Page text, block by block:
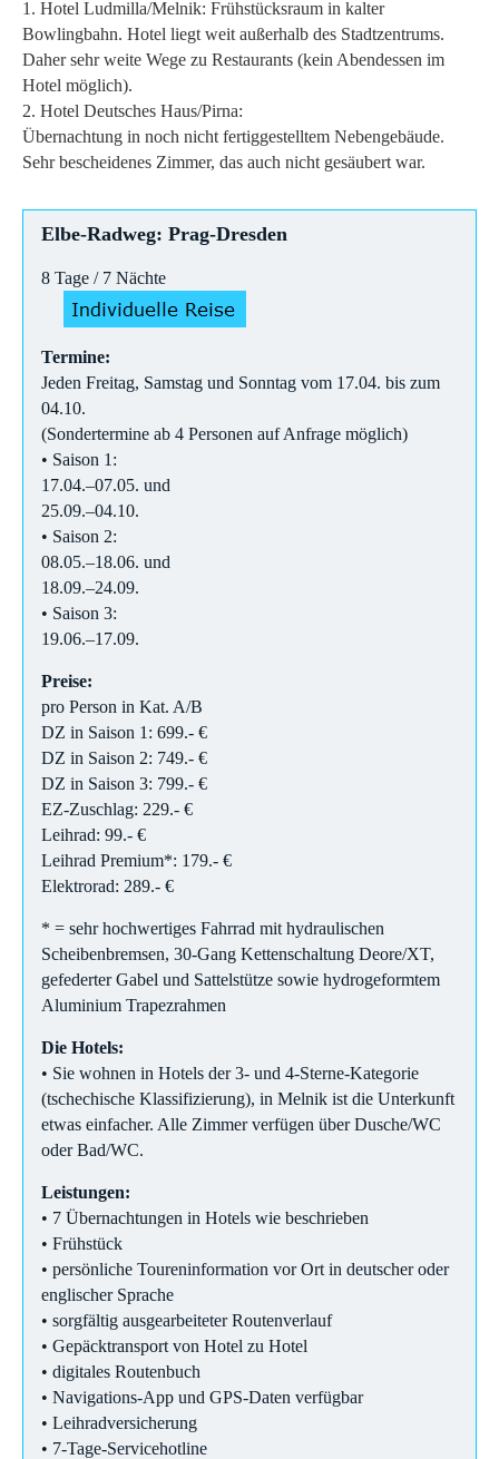
1. Hotel Ludmilla/Melnik: Frühstücksraum in kalter
Bowlingbahn. Hotel liegt weit außerhalb des Stadtzentrums.
Daher sehr weite Wege zu Restaurants (kein Abendessen im
Hotel möglich).
2. Hotel Deutsches Haus/Pirna:
Übernachtung in noch nicht fertiggestelltem Nebengebäude.
Sehr bescheidenes Zimmer, das auch nicht gesäubert war.
Elbe-Radweg: Prag-Dresden
8 Tage / 7 Nächte
Termine:
Jeden Freitag, Samstag und Sonntag vom 17.04. bis zum
04.10.
(Sondertermine ab 4 Personen auf Anfrage möglich)
• Saison 1:
17.04.–07.05. und
25.09.–04.10.
• Saison 2:
08.05.–18.06. und
18.09.–24.09.
• Saison 3:
19.06.–17.09.
Preise:
pro Person in Kat. A/B
DZ in Saison 1: 699.- €
DZ in Saison 2: 749.- €
DZ in Saison 3: 799.- €
EZ-Zuschlag: 229.- €
Leihrad: 99.- €
Leihrad Premium*: 179.- €
Elektrorad: 289.- €
* = sehr hochwertiges Fahrrad mit hydraulischen
Scheibenbremsen, 30-Gang Kettenschaltung Deore/XT,
gefederter Gabel und Sattelstütze sowie hydrogeformtem
Aluminium Trapezrahmen
Die Hotels:
• Sie wohnen in Hotels der 3- und 4-Sterne-Kategorie
(tschechische Klassifizierung), in Melnik ist die Unterkunft
etwas einfacher. Alle Zimmer verfügen über Dusche/WC
oder Bad/WC.
Leistungen:
• 7 Übernachtungen in Hotels wie beschrieben
• Frühstück
• persönliche Toureninformation vor Ort in deutscher oder
englischer Sprache
• sorgfältig ausgearbeiteter Routenverlauf
• Gepäcktransport von Hotel zu Hotel
• digitales Routenbuch
• Navigations-App und GPS-Daten verfügbar
• Leihradversicherung
• 7-Tage-Servicehotline